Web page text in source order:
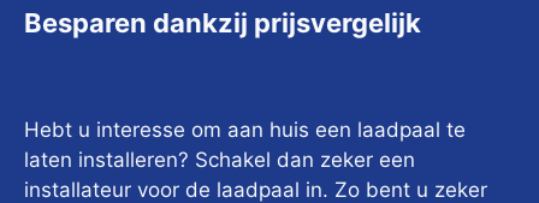
Besparen dankzij prijsvergelijk
Hebt u interesse om aan huis een laadpaal te
laten installeren? Schakel dan zeker een
installateur voor de laadpaal in. Zo bent u zeker